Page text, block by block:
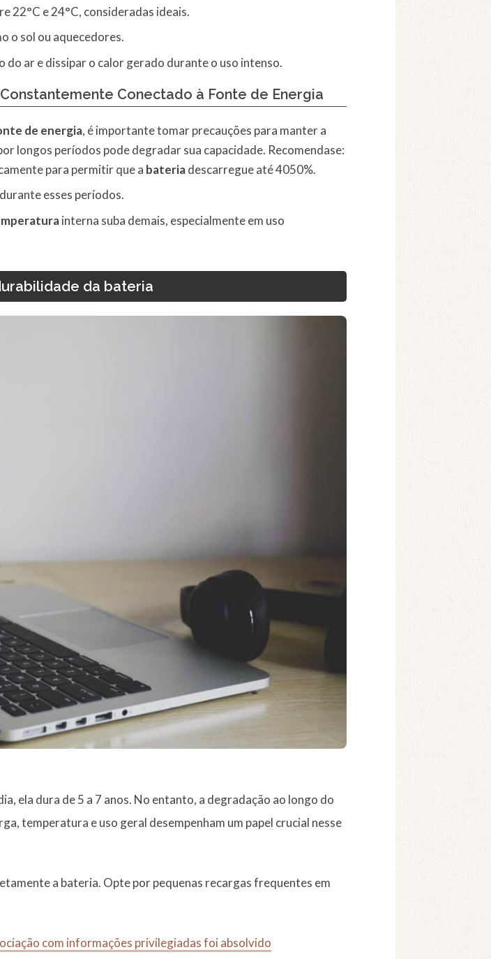
22°C e 24°C, consideradas ideais.
o sol ou aquecedores.
do ar e dissipar o calor gerado durante o uso intenso.
Conectado à Fonte de Energia
de energia, é importante tomar precauções para manter a
longos períodos pode degradar sua capacidade. Recomendase:
para permitir que a bateriadescarregue até 4050%.
esses períodos.
interna suba demais, especialmente em uso
da bateria
ela dura de 5 a 7 anos. No entanto, a degradação ao longo do
temperatura e uso geral desempenham um papel crucial nesse
a bateria. Opte por pequenas recargas frequentes em
com informações privilegiadas foi absolvido